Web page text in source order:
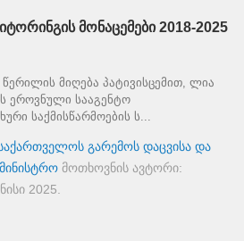
მონაცემები 2018-2025
მიღება პატივისცემით, ლია
ეროვნული სააგენტო
საქმისწარმოების ს...
გარემოს დაცვისა და
მოთხოვნის ავტორი:
2025